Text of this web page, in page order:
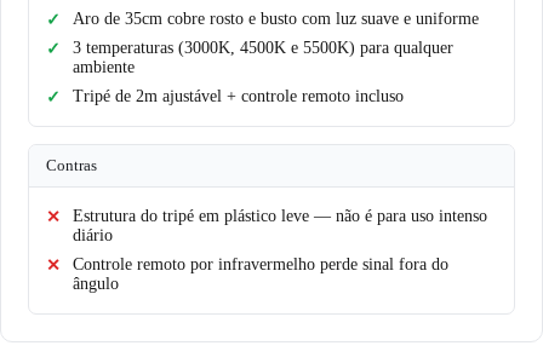
Aro de 35cm cobre rosto e busto com luz suave e uniforme
3 temperaturas (3000K, 4500K e 5500K) para qualquer
ambiente
Tripé de 2m ajustável + controle remoto incluso
Contras
Estrutura do tripé em plástico leve — não é para uso intenso
diário
Controle remoto por infravermelho perde sinal fora do
ângulo